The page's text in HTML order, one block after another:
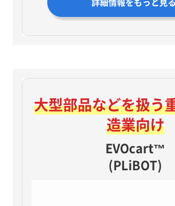
大型部品などを扱う
造業向け
EVOcart™
(PLiBOT)